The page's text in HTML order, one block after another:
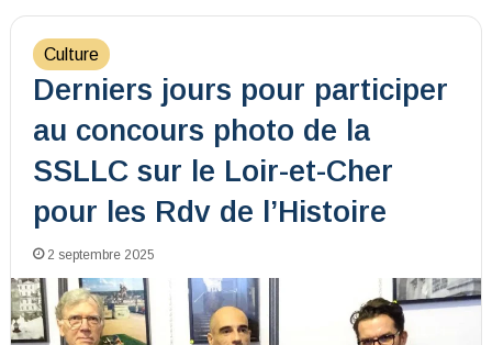
Culture
Derniers jours pour participer
au concours photo de la
SSLLC sur le Loir-et-Cher
pour les Rdv de l’Histoire
2 septembre 2025